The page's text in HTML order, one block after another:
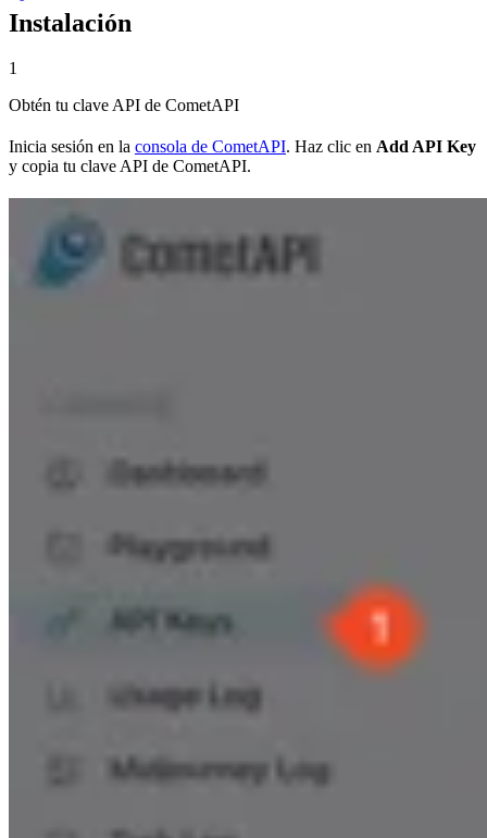
Instalación
1
Obtén tu clave API de CometAPI
Inicia sesión en la consola de CometAPI. Haz clic en Add API Key
y copia tu clave API de CometAPI.